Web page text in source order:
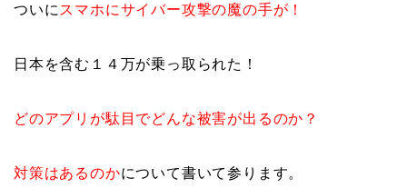
ついに スマホにサイバー攻撃の魔の手が！
日本を含む１４万が乗っ取られた！
どのアプリが駄目でどんな被害が出るのか？
対策はあるのかについて書いて参ります。